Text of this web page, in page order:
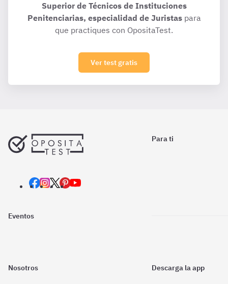
Superior de Técnicos de Instituciones
Penitenciarias, especialidad de Juristaspara
que practiques con OpositaTest.
Ver test gratis
Para ti
Eventos
Nosotros Descarga la app